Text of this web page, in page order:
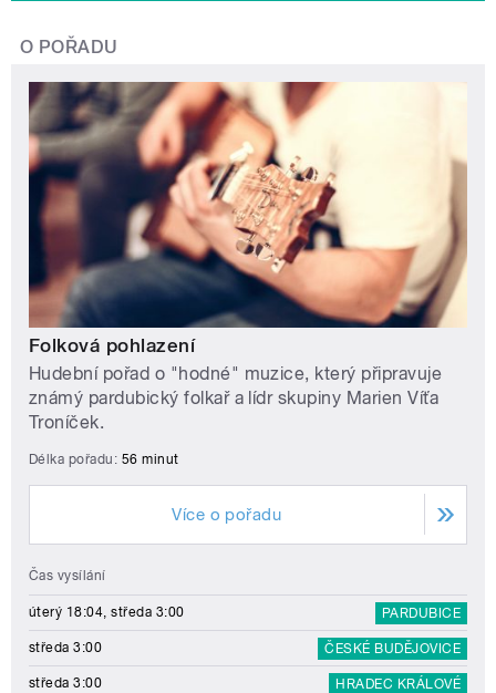
O POŘADU
Folková pohlazení
Hudební pořad o "hodné" muzice, který připravuje
známý pardubický folkař a lídr skupiny Marien Víťa
Troníček.
Délka pořadu: 56 minut
Více o pořadu
Čas vysílání
úterý 18:04, středa 3:00 PARDUBICE
středa 3:00 ČESKÉ BUDĚJOVICE
středa 3:00 HRADEC KRÁLOVÉ